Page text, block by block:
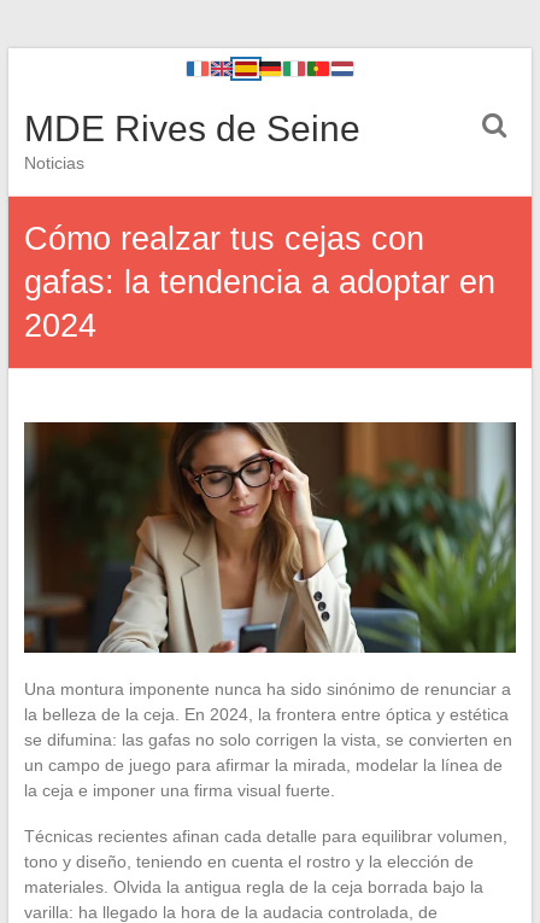
MDE Rives de Seine
Noticias
Cómo realzar tus cejas con
gafas: la tendencia a adoptar en
2024
Una montura imponente nunca ha sido sinónimo de renunciar a
la belleza de la ceja. En 2024, la frontera entre óptica y estética
se difumina: las gafas no solo corrigen la vista, se convierten en
un campo de juego para afirmar la mirada, modelar la línea de
la ceja e imponer una firma visual fuerte.
Técnicas recientes afinan cada detalle para equilibrar volumen,
tono y diseño, teniendo en cuenta el rostro y la elección de
materiales. Olvida la antigua regla de la ceja borrada bajo la
varilla: ha llegado la hora de la audacia controlada, de